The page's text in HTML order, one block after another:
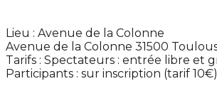
Lieu : Avenue de la Colonne
Avenue de la Colonne 31500
Tarifs : Spectateurs : entrée libre et
Participants : sur inscription (tarif 10€)